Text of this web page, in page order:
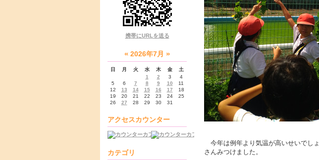
携帯にURLを送る
« 2026年7月 »
日 月 火 水 木 金
土
1
2 3
4
5
6 7 8 9 10
11
12
13 14 15 16 17
18
19
20 21 22 23 24
25
26
27 28 29 30 31
アクセスカウンター
カテゴリ
今年は例年より気温が高いせいでし
さんみつけました。